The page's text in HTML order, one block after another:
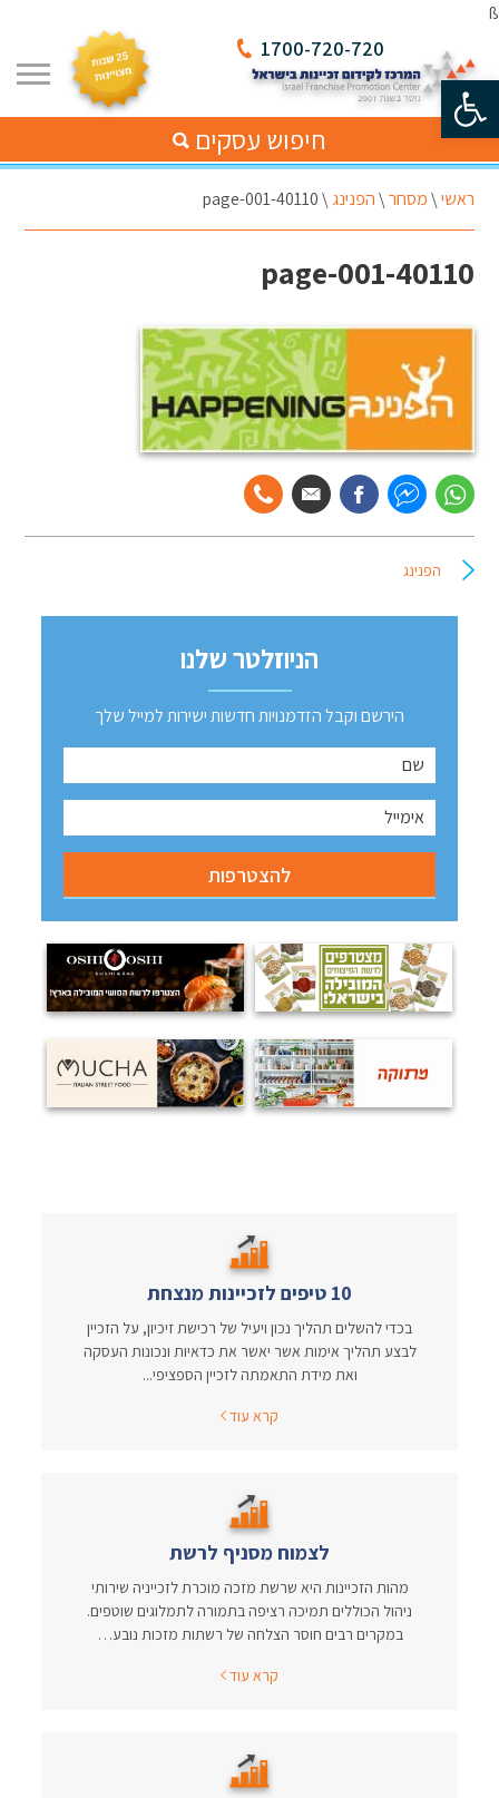
פתח סרגל נגישות
ß
1700-720-720
חיפוש עסקים
ראשי\מסחר\הפנינג \
40110-page-001
40110-page-001
הפנינג
הניוזלטר שלנו
הירשם וקבל הזדמנויות חדשות ישירות למייל שלך
10 טיפים לזכיינות מנצחת
בכדי להשלים תהליך נכון ויעיל של רכישת זיכיון, על הזכיין
לבצע תהליך אימות אשר יאשר את כדאיות ונכונות העסקה
ואת מידת התאמתה לזכיין הספציפי...
קרא עוד
לצמוח מסניף לרשת
מהות הזכיינות היא שרשת מזכה מוכרת לזכייניה שירותי
ניהול הכוללים תמיכה רציפה בתמורה לתמלוגים שוטפים.
במקרים רבים חוסר הצלחה של רשתות מזכות נובע…
קרא עוד